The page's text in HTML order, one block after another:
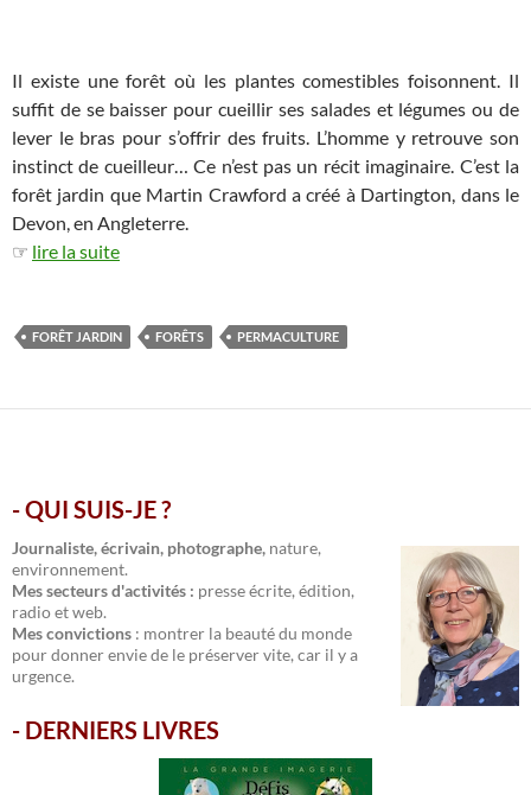
Il existe une forêt où les plantes comestibles foisonnent. Il
suffit de se baisser pour cueillir ses salades et légumes ou de
lever le bras pour s’offrir des fruits. L’homme y retrouve son
instinct de cueilleur… Ce n’est pas un récit imaginaire. C’est la
forêt jardin que Martin Crawford a créé à Dartington, dans le
Devon, en Angleterre.
☞ lire la suite
FORÊT JARDIN FORÊTS PERMACULTURE
- QUI SUIS-JE ?
Journaliste, écrivain, photographe, nature,
environnement.
Mes secteurs d'activités : presse écrite, édition,
radio et web.
Mes convictions : montrer la beauté du monde
pour donner envie de le préserver vite, car il y a
urgence.
- DERNIERS LIVRES